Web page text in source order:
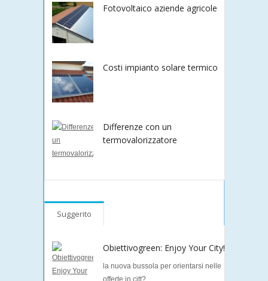
Fotovoltaico aziende agricole
Costi impianto solare termico
Differenze con un
termovalorizzatore
Suggerito
Obiettivogreen: Enjoy Your City!
la nuova bussola per orientarsi nelle
offerte in citt?